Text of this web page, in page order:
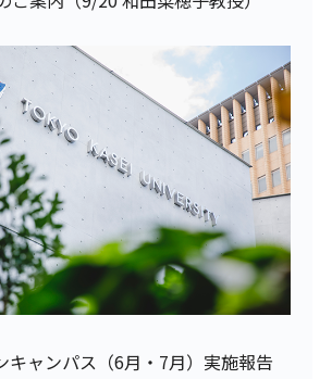
キャンパス（6月・7月）実施報告